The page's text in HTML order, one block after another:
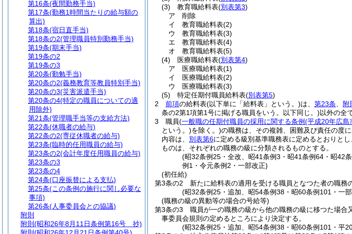
(3)
教育職給料表(別表第3)
ア
削除
イ
教育職給料表(2)
ウ
教育職給料表(3)
エ
教育職給料表(4)
オ
教育職給料表(5)
(4)
医療職給料表(別表第4)
ア
医療職給料表(1)
イ
医療職給料表(2)
ウ
医療職給料表(3)
(5)
特定任期付職員給料表(別表第5)
2
前項の給料表(以下単に「給料表」という。)は、 第23条 附
条の2第1項第1号に掲げる職員をいう。以下同じ。)以外の全
3
職員(一般職の任期付職員の採用に関する条例(平成20年広島
という。)を除く。)の職務は、その複雑、困難及び責任の度
内容は、 別表第6に定める級別基準職務表に定めるとおりとし
ものは、それぞれの職務の級に分類されるものとする。
(昭32条例25・全改、昭41条例3・昭41条例64・昭42
例1・令元条例2・一部改正)
(初任給)
第3条の2
新たに給料表の適用を受ける職員となつた者の職務
(昭32条例25・追加、昭54条例38・昭60条例101・一
(職務の級の異動等の場合の号給等)
第3条の3
職員が一の職務の級から他の職務の級に移つた場
事委員会規則の定めるところにより決定する。
(昭32条例25・追加、昭54条例38・昭60条例101・平
第16条(夜間勤務手当)
第17条(勤務1時間当たりの給与額の
算出)
第18条(宿日直手当)
第18条の2(管理職員特別勤務手当)
第19条(期末手当)
第19条の2
第19条の3
第20条(勤勉手当)
第20条の2(義務教育等教員特別手当)
第20条の3(災害派遣手当)
第20条の4(特定の職員についての適
用除外)
第21条(管理職手当等の支給方法)
第22条(休職者の給与)
第22条の2(専従休職者の給与)
第23条(臨時的任用職員の給与)
第23条の2(会計年度任用職員の給与)
第23条の3
第23条の4
第24条(口座振替による支払)
第25条(この条例の施行に関し必要な
事項)
第26条(人事委員会との協議)
附則
附則 (昭和26年8月11日条例第16号 抄)